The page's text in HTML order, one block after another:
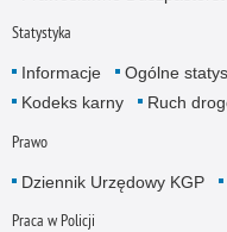
Statystyka
Informacje Ogólne
Kodeks karny
Ruch
Prawo
Dziennik Urzędowy KGP
Praca w Policji